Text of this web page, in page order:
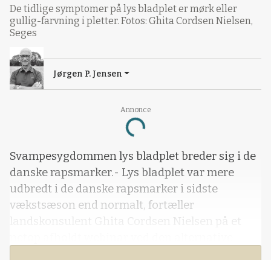
Annonce
Loading...
De tidlige symptomer på lys bladplet er mørk eller
gullig-farvning i pletter. Fotos: Ghita Cordsen Nielsen,
Seges
Jørgen P. Jensen
Svampesygdommen lys bladplet breder sig i de
danske rapsmarker.- Lys bladplet var mere
udbredt i de danske rapsmarker i sidste
vækstsæson end normalt, fortæller
landskonsulent Ghita Cordsen Nielsen på et